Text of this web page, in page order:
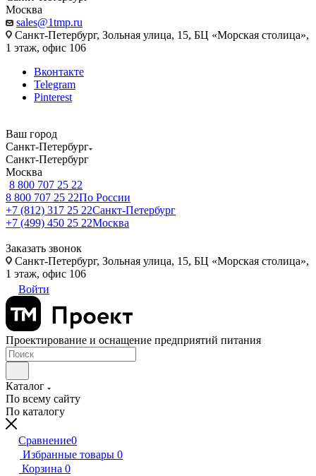
Москва
sales@1tmp.ru
Санкт-Петербург, Зольная улица, 15, БЦ «Морская столица»,
1 этаж, офис 106
Вконтакте
Telegram
Pinterest
Ваш город
Санкт-Петербург
Санкт-Петербург
Москва
8 800 707 25 22
8 800 707 25 22По России
+7 (812) 317 25 22Санкт-Петербург
+7 (499) 450 25 22Москва
Заказать звонок
Санкт-Петербург, Зольная улица, 15, БЦ «Морская столица»,
1 этаж, офис 106
Войти
Проектирование и оснащение предприятий питания
Каталог
По всему сайту
По каталогу
Сравнение0
Избранные товары 0
Корзина 0